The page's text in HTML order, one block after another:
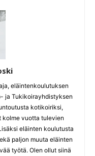
eläintenkoulutuksen
ja Tukikoirayhdistyksen
kotikoiriksi,
kolme vuotta tulevien
eläinten koulutusta
paljon muuta eläinten
työtä. Olen ollut siinä